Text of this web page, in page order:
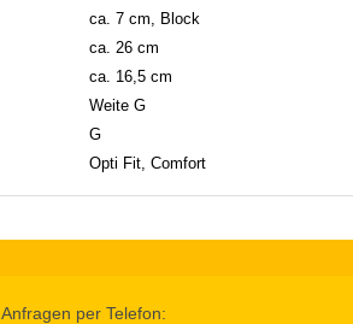
ca. 7 cm, Block
ca. 26 cm
ca. 16,5 cm
Weite G
G
Opti Fit, Comfort
Anfragen per Telefon: